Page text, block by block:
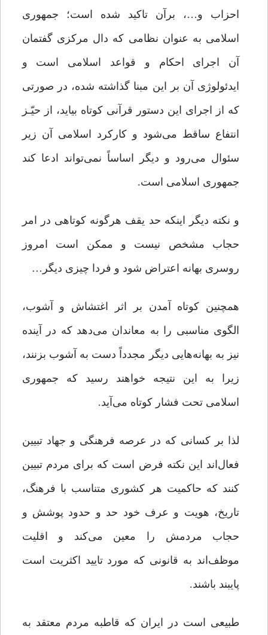
احزاب و…، برآن تاکید شده است؛ جمهوری
اسلامی به عنوان نظامی که دال مرکزی گفتمان
آن اجرای احکام و قواعد اسلامی است و
ایدئولوژی‌ آن بر این مبنا گذاشته شده، در صورتی
که از اجرای این دستور قرآنی کوتاه بیاید، از حیّـز
انتفاع ساقط می‌شود و کارکرد اسلامی آن زیر
سئوال می‌رود و دیگر اساساً نمی‌تواند ادعا کند
جمهوری اسلامی است.
و نکته دیگر اینکه حد یقف هرگونه کوتاهی در امر
حجاب مشخص نیست و ممکن است امروز
روسری بهانه اعتراض شود و فردا چیزی دیگر…
همچنین کوتاه آمدن بر اثر اغتشاش و آشوب،
الگوی مناسبی را به معاندان می‌دهد که در آینده
نیز به بهانه‌هایی دیگر مجدداً دست به آشوب بزنند،
زیرا به این نتیجه خواهند رسید که جمهوری
اسلامی تحت فشار کوتاه می‌آید.
لذا بر کسانی که در عرصه فرهنگی و جهاد تبیین
فعال‌اند این نکته فرض است که برای مردم تبیین
کنند که حاکمیت هر کشوری متناسب با فرهنگ،
تاریخ، هویت و عرف خود حد و حدود پوشش و
حجاب مردمش را معین می‌کند و اقلیت
موظف‌اند به قانونی که مورد تایید اکثریت است
پایبند باشند.
طبیعی است در ایران که قاطبه مردم معتقد به